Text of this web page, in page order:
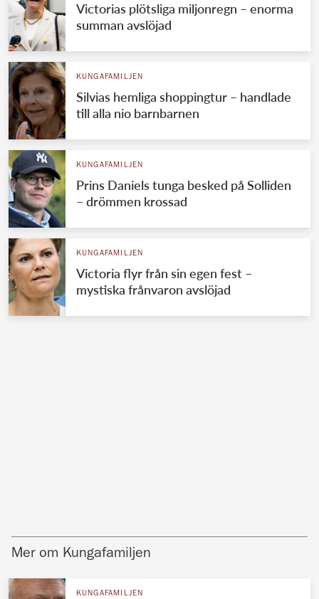
Victorias plötsliga miljonregn – enorma
summan avslöjad
KUNGAFAMILJEN
Silvias hemliga shoppingtur – handlade
till alla nio barnbarnen
KUNGAFAMILJEN
Prins Daniels tunga besked på Solliden
– drömmen krossad
KUNGAFAMILJEN
Victoria flyr från sin egen fest –
mystiska frånvaron avslöjad
Mer om Kungafamiljen
KUNGAFAMILJEN